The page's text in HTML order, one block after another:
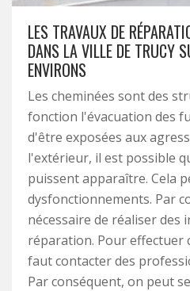
LES TRAVAUX DE
DANS LA VILLE DE TRUCY
ENVIRONS
Les cheminées sont des
fonction l'évacuation des
d'être exposées aux
l'extérieur, il est possible
puissent apparaître. Cela
dysfonctionnements. Par
nécessaire de réaliser des
réparation. Pour effectuer
faut contacter des
Par conséquent, on peut